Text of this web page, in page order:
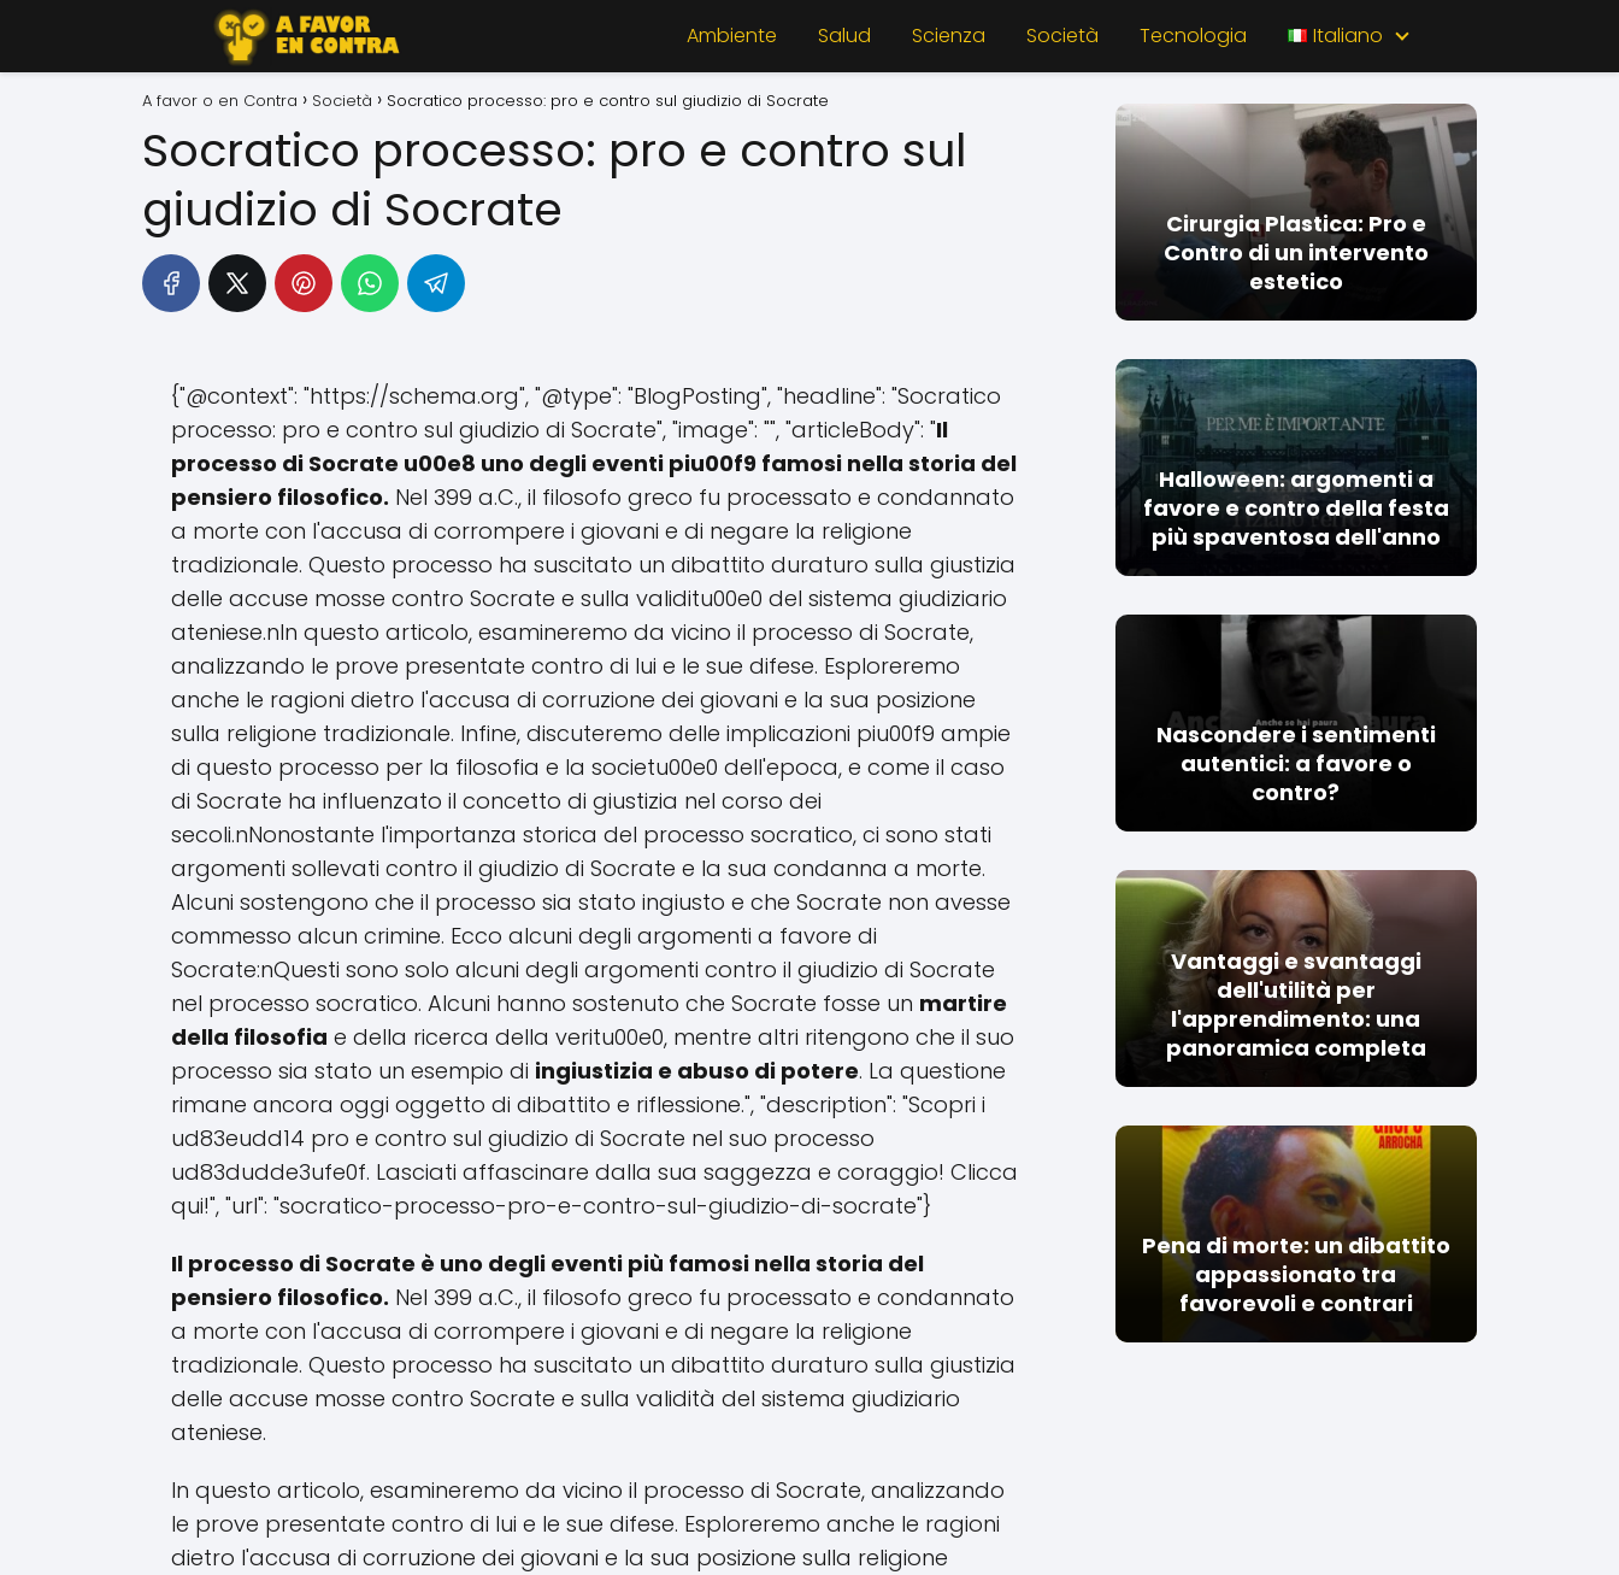
Ambiente Salud Scienza Società Tecnologia Italiano
A favor o en Contra Società Socratico processo: pro e contro sul giudizio di Socrate
Socratico processo: pro e contro sul
giudizio di Socrate
{"@context": "https://schema.org", "@type": "BlogPosting", "headline": "Socratico
processo: pro e contro sul giudizio di Socrate", "image": "", "articleBody": "Il
processo di Socrate u00e8 uno degli eventi piu00f9 famosi nella storia del
pensiero filosofico. Nel 399 a.C., il filosofo greco fu processato e condannato
a morte con l'accusa di corrompere i giovani e di negare la religione
tradizionale. Questo processo ha suscitato un dibattito duraturo sulla giustizia
delle accuse mosse contro Socrate e sulla validitu00e0 del sistema giudiziario
ateniese.nIn questo articolo, esamineremo da vicino il processo di Socrate,
analizzando le prove presentate contro di lui e le sue difese. Esploreremo
anche le ragioni dietro l'accusa di corruzione dei giovani e la sua posizione
sulla religione tradizionale. Infine, discuteremo delle implicazioni piu00f9 ampie
di questo processo per la filosofia e la societu00e0 dell'epoca, e come il caso
di Socrate ha influenzato il concetto di giustizia nel corso dei
secoli.nNonostante l'importanza storica del processo socratico, ci sono stati
argomenti sollevati contro il giudizio di Socrate e la sua condanna a morte.
Alcuni sostengono che il processo sia stato ingiusto e che Socrate non avesse
commesso alcun crimine. Ecco alcuni degli argomenti a favore di
Socrate:nQuesti sono solo alcuni degli argomenti contro il giudizio di Socrate
nel processo socratico. Alcuni hanno sostenuto che Socrate fosse un martire
della filosofia e della ricerca della veritu00e0, mentre altri ritengono che il suo
processo sia stato un esempio di ingiustizia e abuso di potere. La questione
rimane ancora oggi oggetto di dibattito e riflessione.", "description": "Scopri i
ud83eudd14 pro e contro sul giudizio di Socrate nel suo processo
ud83dudde3ufe0f. Lasciati affascinare dalla sua saggezza e coraggio! Clicca
qui!", "url": "socratico-processo-pro-e-contro-sul-giudizio-di-socrate"}
Il processo di Socrate è uno degli eventi più famosi nella storia del
pensiero filosofico. Nel 399 a.C., il filosofo greco fu processato e condannato
a morte con l'accusa di corrompere i giovani e di negare la religione
tradizionale. Questo processo ha suscitato un dibattito duraturo sulla giustizia
delle accuse mosse contro Socrate e sulla validità del sistema giudiziario
ateniese.
In questo articolo, esamineremo da vicino il processo di Socrate, analizzando
le prove presentate contro di lui e le sue difese. Esploreremo anche le ragioni
dietro l'accusa di corruzione dei giovani e la sua posizione sulla religione
Cirurgia Plastica: Pro e
Contro di un intervento
estetico
Halloween: argomenti a
favore e contro della festa
più spaventosa dell'anno
Nascondere i sentimenti
autentici: a favore o
contro?
Vantaggi e svantaggi
dell'utilità per
l'apprendimento: una
panoramica completa
Pena di morte: un dibattito
appassionato tra
favorevoli e contrari